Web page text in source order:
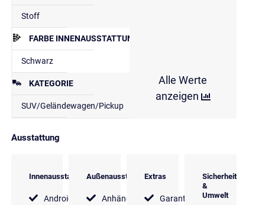
Stoff
FARBE INNENAUSSTATTUNG
Schwarz
KATEGORIE
SUV/Geländewagen/Pickup
Alle Werte
anzeigen
Ausstattung
Innenausstattung
Android
Außenausstattung
Anhängerkupplung
Extras
Garantie
Sicherheit
&
Umwelt